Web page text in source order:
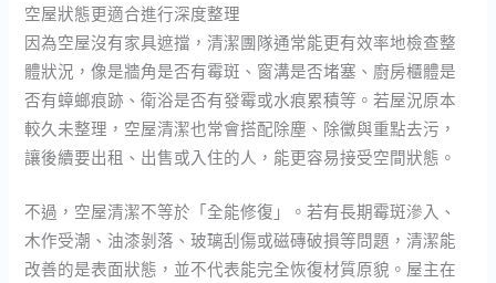
空屋狀態更適合進行深度整理
因為空屋沒有家具遮擋，清潔團隊通常能更有效率地檢查整
體狀況，像是牆角是否有霉斑、窗溝是否堵塞、廚房櫃體是
否有蟑螂痕跡、衛浴是否有發霉或水痕累積等。若屋況原本
較久未整理，空屋清潔也常會搭配除塵、除黴與重點去污，
讓後續要出租、出售或入住的人，能更容易接受空間狀態。
不過，空屋清潔不等於「全能修復」。若有長期霉斑滲入、
木作受潮、油漆剝落、玻璃刮傷或磁磚破損等問題，清潔能
改善的是表面狀態，並不代表能完全恢復材質原貌。屋主在